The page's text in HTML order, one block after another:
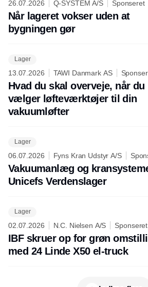
26.07.2026 Q-SYSTEM A/S Sponseret
Når lageret vokser uden at
bygningen gør
Lager
13.07.2026 TAWI Danmark AS
Hvad du skal overveje, når du
vælger løfteværktøjer til din
vakuumløfter
Lager
06.07.2026 Fyns Kran Udstyr A/S
Vakuumanlæg og
Unicefs Verdenslager
Lager
02.07.2026 N.C. Nielsen A/S Sponseret
IBF skruer op for grøn
med 24 Linde X50 el-truck